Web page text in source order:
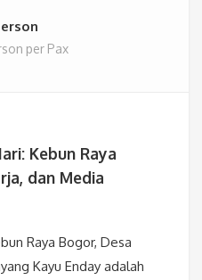
per Pax
Kebun Raya
dan Media
Raya Bogor, Desa
Kayu Enday adalah